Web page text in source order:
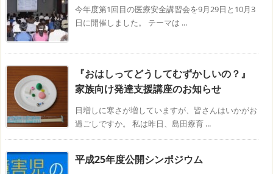
今年度第1回目の医療安全講習会を9月29日と10月3
日に開催しました。 テーマは ...
『おはしってどうしてむずかしいの？』
家族向け発達支援講座のお知らせ
日増しに寒さが増していますが、皆さんはいかがお
過ごしですか。 私は昨日、島田療育 ...
平成25年度公開シンポジウム